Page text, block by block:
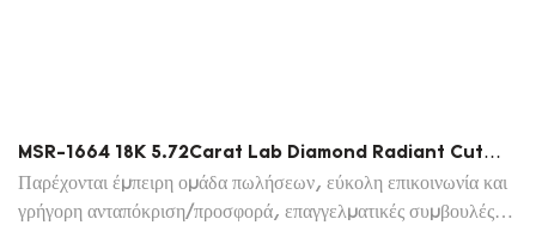
MSR-1664 18K 5.72Carat Lab Diamond Radiant Cut
Rose Χρυσό Δαχτυλίδι Αρραβώνων | Κοσμήματα Messi
Παρέχονται έμπειρη ομάδα πωλήσεων, εύκολη επικοινωνία και
γρήγορη ανταπόκριση/προσφορά, επαγγελματικές συμβουλές